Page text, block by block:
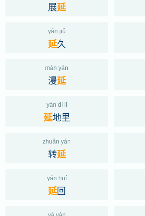
展延
yán jiǔ
延久
màn yán
漫延
yán dì lǐ
延地里
zhuǎn yán
转延
yán huí
延回